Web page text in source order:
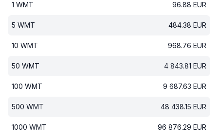
1 WMT 96.88 EUR
5 WMT 484.38 EUR
10 WMT 968.76 EUR
50 WMT 4 843.81 EUR
100 WMT 9 687.63 EUR
500 WMT 48 438.15 EUR
1000 WMT 96 876.29 EUR